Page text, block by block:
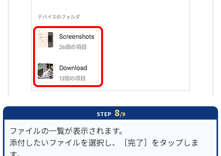
STEP 8/9
ファイルの一覧が表示されます。
添付したいファイルを選択し、［完了］をタップしま